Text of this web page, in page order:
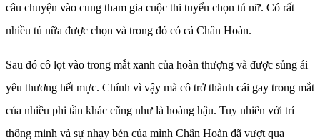
câu chuyện vào cung tham gia cuộc thi tuyển chọn tú nữ. Có rất
nhiều tú nữa được chọn và trong đó có cả Chân Hoàn.
Sau đó cô lọt vào trong mắt xanh của hoàn thượng và được sủng ái
yêu thương hết mực. Chính vì vậy mà cô trở thành cái gay trong mắt
của nhiều phi tần khác cũng như là hoàng hậu. Tuy nhiên với trí
thông minh và sự nhạy bén của mình Chân Hoàn đã vượt qua